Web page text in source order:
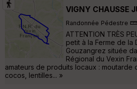
VIGNY CHAUSSE
Randonnée Pédestre
ATTENTION TRÈS
petit à la Ferme de la
Gouzangrez située
Régional du Vexin
amateurs de produits locaux : moutarde
cocos, lentilles... »